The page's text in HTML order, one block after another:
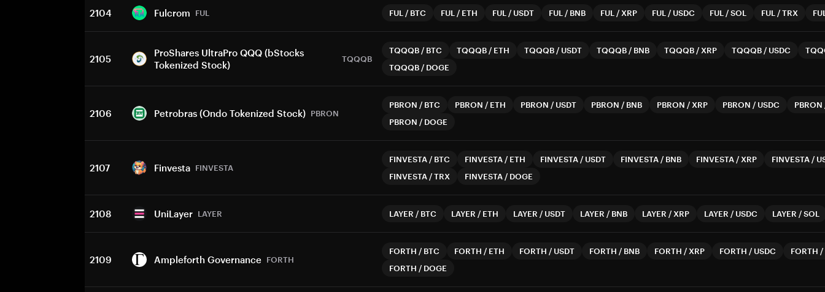
2104 Fulcrom FUL FUL / BTC FUL / ETH FUL / USDT FUL / BNB FUL / XRP FUL / USDC FUL /SOL FUL /TRX
2105
ProShares UltraPro QQQ (bStocks
Tokenized Stock)
TQQQB
TQQQB / BTC TQQQB / ETH TQQQB / USDT TQQQB / BNB TQQQB / XRP TQQQB / USDC
TQQQB / DOGE
2106 Petrobras (Ondo Tokenized Stock) PBRON
PBRON / BTC PBRON / ETH PBRON / USDT PBRON / BNB PBRON / XRP PBRON / USDC PBRON
PBRON / DOGE
2107 Finvesta FINVESTA
FINVESTA / BTC FINVESTA / ETH FINVESTA / USDT FINVESTA / BNB FINVESTA / XRP FINVESTA /
FINVESTA /TRX FINVESTA / DOGE
2108 UniLayer LAYER LAYER / BTC LAYER / ETH LAYER / USDT LAYER / BNB LAYER / XRP LAYER / USDC LAYER /SOL
2109 Ampleforth Governance FORTH
FORTH / BTC FORTH / ETH FORTH / USDT FORTH / BNB FORTH / XRP FORTH / USDC FORTH /
FORTH / DOGE